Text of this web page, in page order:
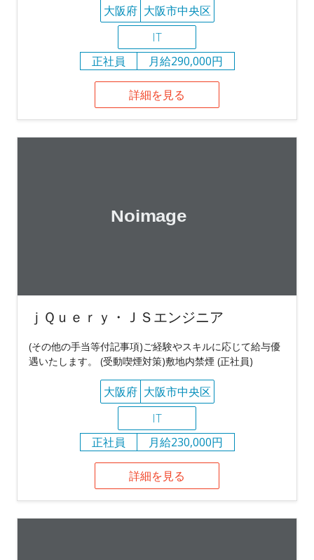
大阪府 大阪市中央区
IT
正社員
月給290,000円
詳細を見る
ｊＱｕｅｒｙ・ＪＳエンジニア
(その他の手当等付記事項)ご経験やスキルに応じて給与優
遇いたします。 (受動喫煙対策)敷地内禁煙 (正社員)
大阪府 大阪市中央区
IT
正社員
月給230,000円
詳細を見る